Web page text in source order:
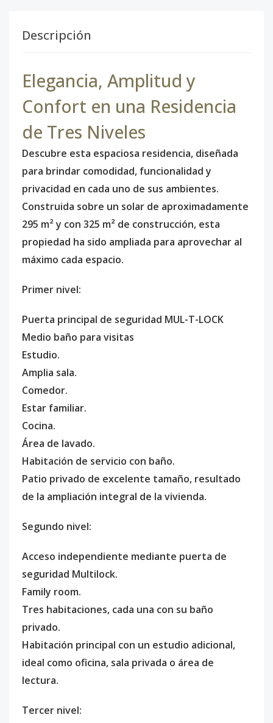
Descripción
Elegancia, Amplitud y
Confort en una Residencia
de Tres Niveles
Descubre esta espaciosa residencia, diseñada
para brindar comodidad, funcionalidad y
privacidad en cada uno de sus ambientes.
Construida sobre un solar de aproximadamente
295 m² y con 325 m² de construcción, esta
propiedad ha sido ampliada para aprovechar al
máximo cada espacio.
Primer nivel:
Puerta principal de seguridad MUL-T-LOCK
Medio baño para visitas
Estudio.
Amplia sala.
Comedor.
Estar familiar.
Cocina.
Área de lavado.
Habitación de servicio con baño.
Patio privado de excelente tamaño, resultado
de la ampliación integral de la vivienda.
Segundo nivel:
Acceso independiente mediante puerta de
seguridad Multilock.
Family room.
Tres habitaciones, cada una con su baño
privado.
Habitación principal con un estudio adicional,
ideal como oficina, sala privada o área de
lectura.
Tercer nivel: